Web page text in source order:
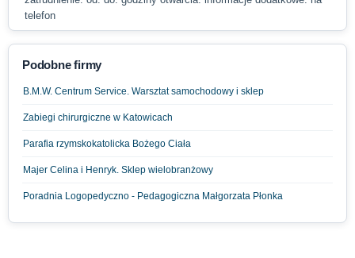
telefon
Podobne firmy
B.M.W. Centrum Service. Warsztat samochodowy i sklep
Zabiegi chirurgiczne w Katowicach
Parafia rzymskokatolicka Bożego Ciała
Majer Celina i Henryk. Sklep wielobranżowy
Poradnia Logopedyczno - Pedagogiczna Małgorzata Płonka